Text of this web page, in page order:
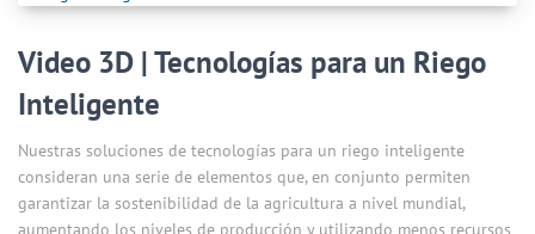
Video 3D | Tecnologías para un Riego
Inteligente
Nuestras soluciones de tecnologías para un riego inteligente
consideran una serie de elementos que, en conjunto permiten
garantizar la sostenibilidad de la agricultura a nivel mundial,
aumentando los niveles de producción y utilizando menos recursos